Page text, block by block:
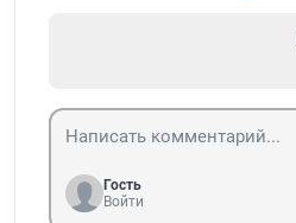
Гость
Войти